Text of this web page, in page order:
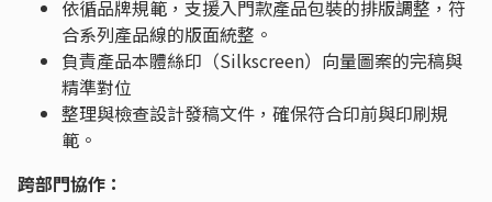
依循品牌規範，支援入門款產品包裝的排版調整，符
合系列產品線的版面統整。
負責產品本體絲印（Silkscreen）向量圖案的完稿與
精準對位
整理與檢查設計發稿文件，確保符合印前與印刷規
範。
跨部門協作：